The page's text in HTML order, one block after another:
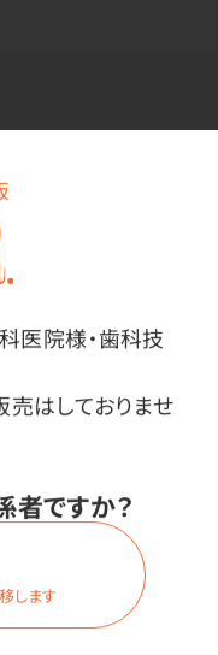
医院様・歯科技
はしておりませ
者ですか？
します
す。
ロースでプラーク、
す。
インプラントにも
ンに
プ仕様